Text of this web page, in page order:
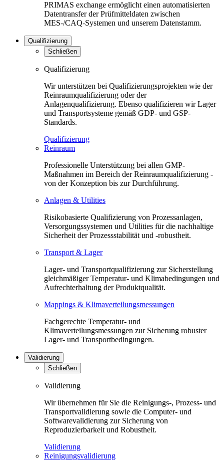
PRIMAS exchange ermöglicht einen automatisierten
Datentransfer der Prüfmitteldaten zwischen
MES-/CAQ-Systemen und unserem Datenstamm.
Qualifizierung
Schließen
Qualifizierung
Wir unterstützen bei Qualifizierungsprojekten wie der
Reinraumqualifizierung oder der
Anlagenqualifizierung. Ebenso qualifizieren wir Lager
und Transportsysteme gemäß GDP- und GSP-
Standards.
Qualifizierung
Reinraum
Professionelle Unterstützung bei allen GMP-
Maßnahmen im Bereich der Reinraumqualifizierung -
von der Konzeption bis zur Durchführung.
Anlagen & Utilities
Risikobasierte Qualifizierung von Prozessanlagen,
Versorgungssystemen und Utilities für die nachhaltige
Sicherheit der Prozessstabilität und -robustheit.
Transport & Lager
Lager- und Transportqualifizierung zur Sicherstellung
gleichmäßiger Temperatur- und Klimabedingungen und
Aufrechterhaltung der Produktqualität.
Mappings & Klimaverteilungsmessungen
Fachgerechte Temperatur- und
Klimaverteilungsmessungen zur Sicherung robuster
Lager- und Transportbedingungen.
Validierung
Schließen
Validierung
Wir übernehmen für Sie die Reinigungs-, Prozess- und
Transportvalidierung sowie die Computer- und
Softwarevalidierung zur Sicherung von
Reproduzierbarkeit und Robustheit.
Validierung
Reinigungsvalidierung